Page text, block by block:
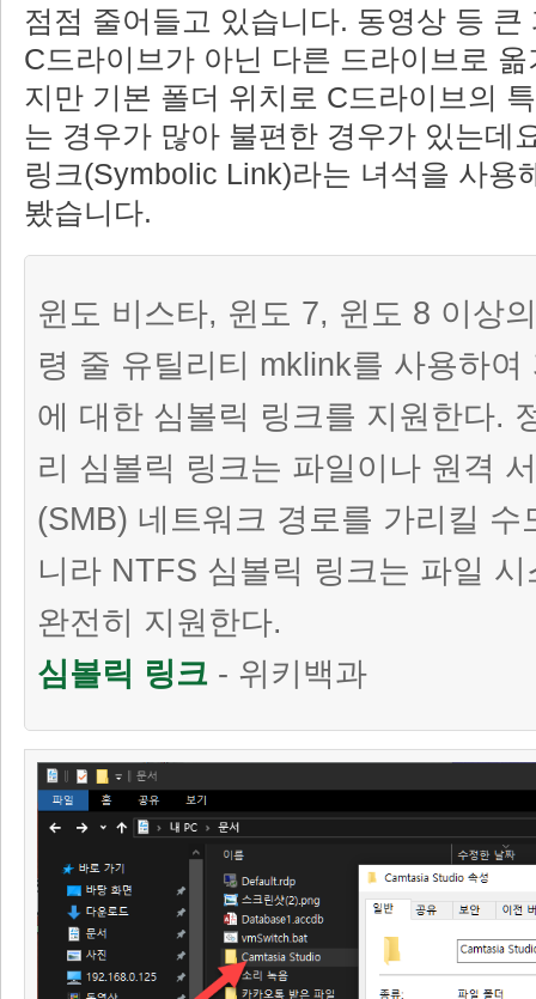
점점 줄어들고 있습니다. 동영상 등 큰
C드라이브가 아닌 다른 드라이브로
지만 기본 폴더 위치로 C드라이브의
는 경우가 많아 불편한 경우가 있는데
링크(Symbolic Link)라는 녀석을 사용
봤습니다.
윈도 비스타, 윈도 7, 윈도 8 이상
령 줄 유틸리티 mklink를 사용하
에 대한 심볼릭 링크를 지원한다.
리 심볼릭 링크는 파일이나 원격
(SMB) 네트워크 경로를 가리킬 수
니라 NTFS 심볼릭 링크는 파일
완전히 지원한다.
심볼릭 링크 - 위키백과